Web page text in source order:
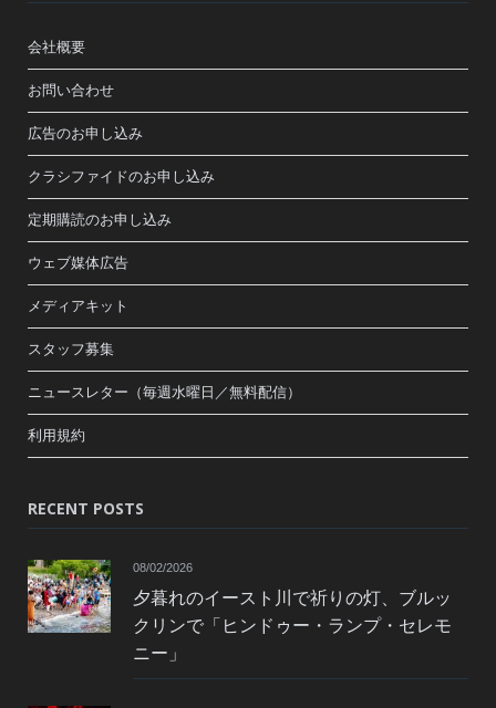
会社概要
お問い合わせ
広告のお申し込み
クラシファイドのお申し込み
定期購読のお申し込み
ウェブ媒体広告
メディアキット
スタッフ募集
ニュースレター（毎週水曜日／無料配信）
利用規約
RECENT POSTS
08/02/2026
夕暮れのイースト川で祈りの灯、ブルッ
クリンで「ヒンドゥー・ランプ・セレモ
ニー」